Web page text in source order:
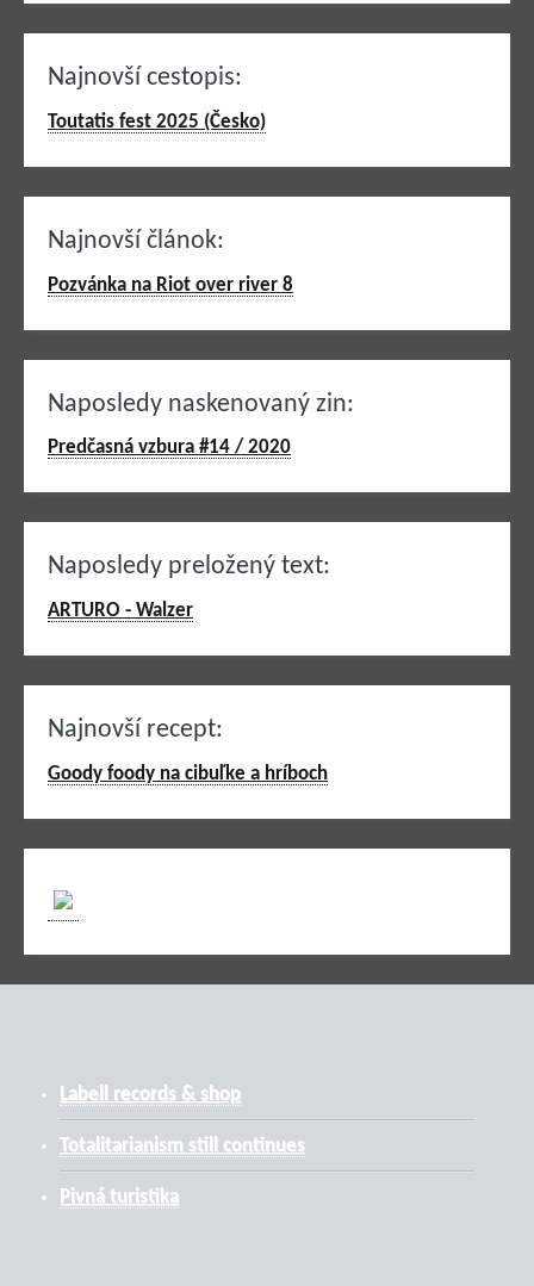
Najnovší cestopis:
Toutatis fest 2025 (Česko)
Najnovší článok:
Pozvánka na Riot over river 8
Naposledy naskenovaný zin:
Predčasná vzbura #14 / 2020
Naposledy preložený text:
ARTURO - Walzer
Najnovší recept:
Goody foody na cibuľke a hríboch
Labell records & shop
Totalitarianism still continues
Pivná turistika